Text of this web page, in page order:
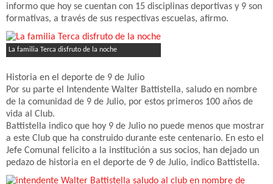
informo que hoy se cuentan con 15 disciplinas deportivas y 9 son
formativas, a través de sus respectivas escuelas, afirmo.
La familia Terca disfruto de la noche
Historia en el deporte de 9 de Julio
Por su parte el Intendente Walter Battistella, saludo en nombre
de la comunidad de 9 de Julio, por estos primeros 100 años de
vida al Club.
Battistella indico que hoy 9 de Julio no puede menos que mostrar
a este Club que ha construido durante este centenario. En esto el
Jefe Comunal felicito a la institución a sus socios, han dejado un
pedazo de historia en el deporte de 9 de Julio, indico Battistella.